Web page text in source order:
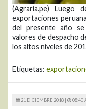
(Agraria.pe) Luego
exportaciones
del presente año
valores de despacho
los altos niveles de
Etiquetas:
21 DICIEMBRE 2018 | 08:40